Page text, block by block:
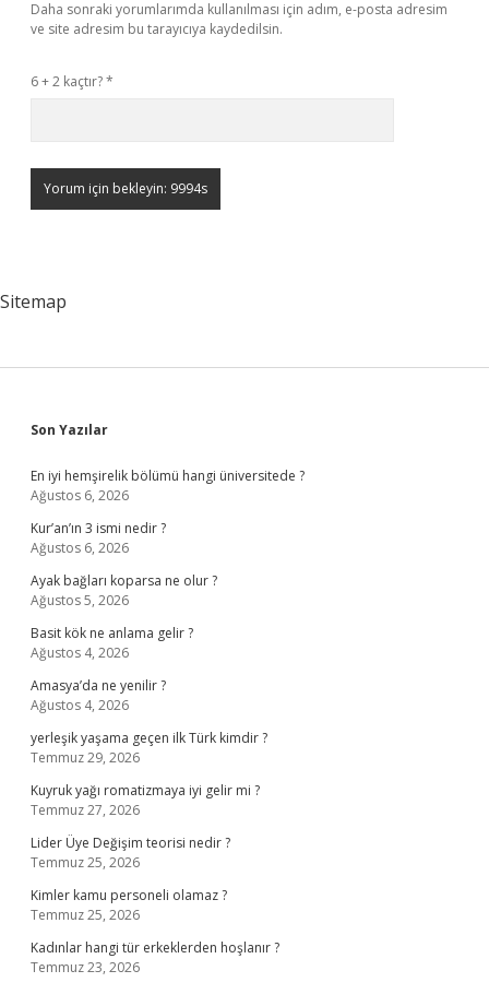
Daha sonraki yorumlarımda kullanılması için adım, e-posta adresim
ve site adresim bu tarayıcıya kaydedilsin.
6 + 2 kaçtır?*
Sitemap
Sidebar
Son Yazılar
En iyi hemşirelik bölümü hangi üniversitede ?
Ağustos 6, 2026
Kur’an’ın 3 ismi nedir ?
Ağustos 6, 2026
Ayak bağları koparsa ne olur ?
Ağustos 5, 2026
Basit kök ne anlama gelir ?
Ağustos 4, 2026
Amasya’da ne yenilir ?
Ağustos 4, 2026
yerleşik yaşama geçen ilk Türk kimdir ?
Temmuz 29, 2026
Kuyruk yağı romatizmaya iyi gelir mi ?
Temmuz 27, 2026
Lider Üye Değişim teorisi nedir ?
Temmuz 25, 2026
Kimler kamu personeli olamaz ?
Temmuz 25, 2026
Kadınlar hangi tür erkeklerden hoşlanır ?
Temmuz 23, 2026